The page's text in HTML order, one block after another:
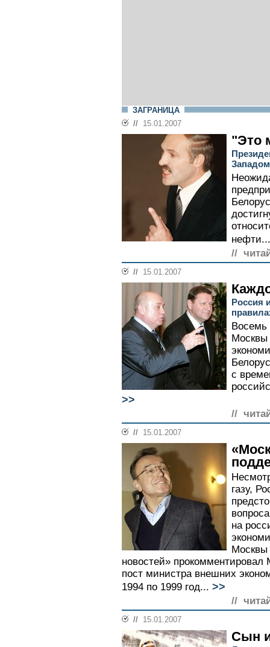
ЗАГРАНИЦА
// 15.01.2007
"Это
нефти...
//
// 15.01.2007
Россия
Восемь
Москвы
с
>>
//
// 15.01.2007
газу,
на
новостей»
пост министра внешних
1994 по 1999 год... >>
//
// 15.01.2007
Сын